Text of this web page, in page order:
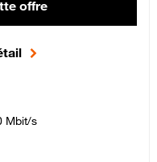
offre
Mbit/s